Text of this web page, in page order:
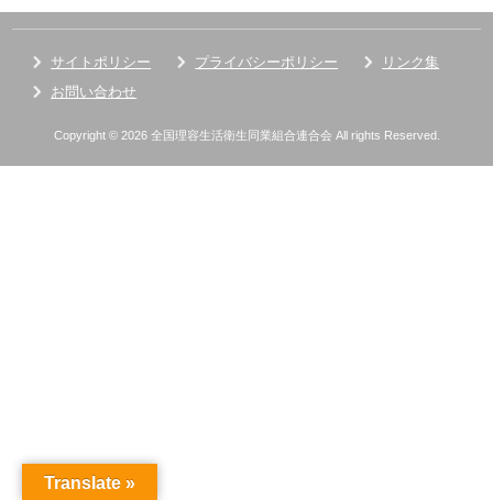
サイトポリシー プライバシーポリシー
リンク集
お問い合わせ
Copyright © 2026 全国理容生活衛生同業組合連合会 All rights Reserved.
Translate »